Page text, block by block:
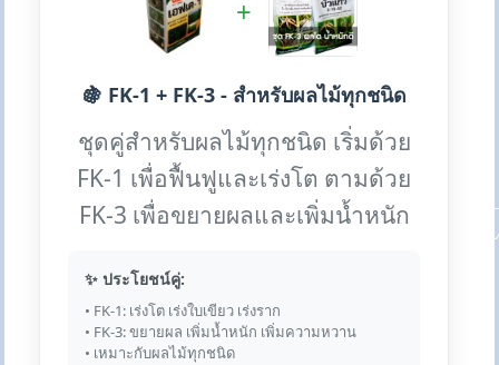
+
🍇 FK-1 + FK-3 - สำหรับผลไม้ทุกชนิด
ชุดคู่สำหรับผลไม้ทุกชนิด เริ่มด้วย
FK-1 เพื่อฟื้นฟูและเร่งโต ตามด้วย
FK-3 เพื่อขยายผลและเพิ่มน้ำหนัก
✨ ประโยชน์คู่:
• FK-1: เร่งโต เร่งใบเขียว เร่งราก
• FK-3: ขยายผล เพิ่มน้ำหนัก เพิ่มความหวาน
• เหมาะกับผลไม้ทุกชนิด